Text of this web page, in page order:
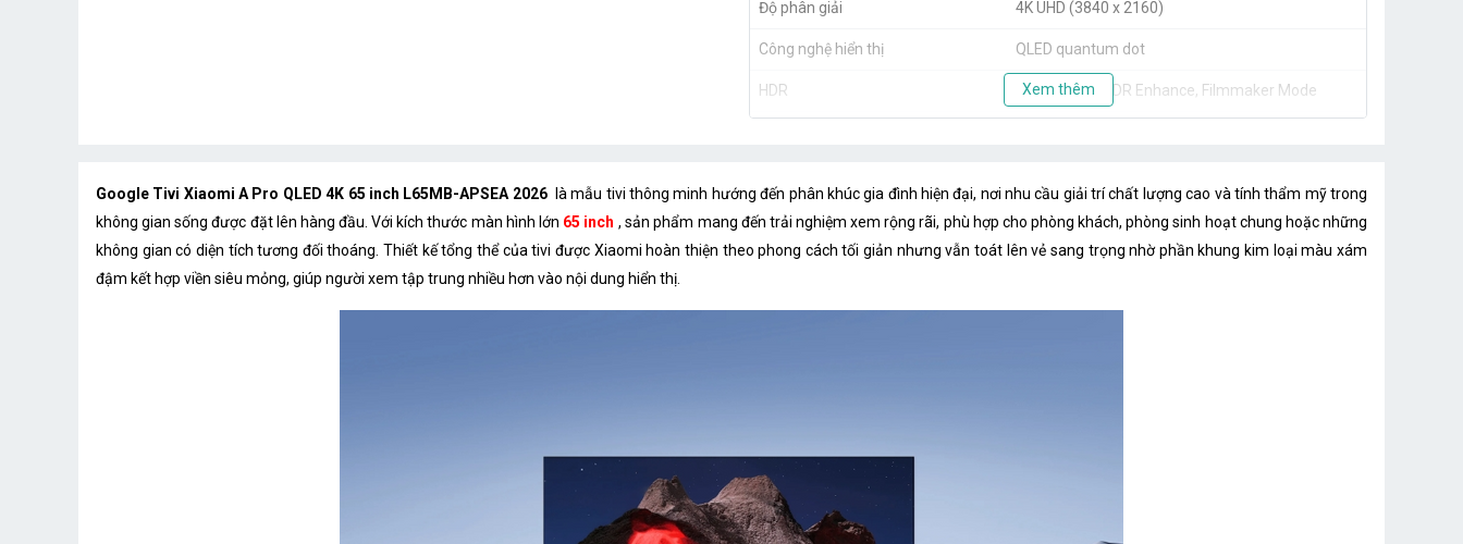
Độ phân giải 4K UHD (3840 x 2160)
Công nghệ hiển thị QLED quantum dot
HDR HDR10, HLG, HDR Enhance, Filmmaker Mode
Hệ điều hành Google Tivi
Độ sâu màu 1.07 tỷ màu
Trợ lý ảo
Hỗ trợ truyền phát
Xem thêm
Google Tivi Xiaomi A Pro QLED 4K 65 inch L65MB-APSEA 2026
là mẫu tivi thông minh hướng đến phân khúc gia đình hiện đại, nơi nhu cầu giải trí chất lượng cao và tính thẩm mỹ trong
không gian sống được đặt lên hàng đầu. Với kích thước màn hình lớn 65 inch , sản phẩm mang đến trải nghiệm xem rộng rãi, phù hợp cho phòng khách, phòng sinh hoạt chung hoặc những
không gian có diện tích tương đối thoáng. Thiết kế tổng thể của tivi được Xiaomi hoàn thiện theo phong cách tối giản nhưng vẫn toát lên vẻ sang trọng nhờ phần khung kim loại màu xám
đậm kết hợp viền siêu mỏng, giúp người xem tập trung nhiều hơn vào nội dung hiển thị.